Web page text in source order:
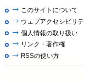
このサイトについて
ウェブアクセシビリ
個人情報の取り扱い
リンク・著作権
RSSの使い方